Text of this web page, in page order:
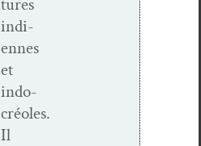
tures
indi­
ennes
et
indo-
créoles.
Il